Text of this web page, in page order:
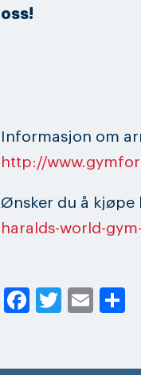
oss!
Informasjon om
http://
Ønsker du å kjøpe
haralds-world-
Facebook
Twitter